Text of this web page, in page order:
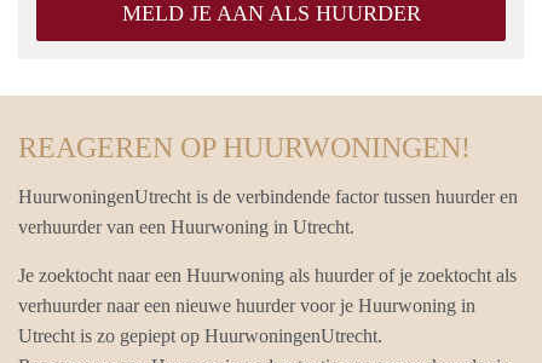
MELD JE AAN ALS HUURDER
REAGEREN OP HUURWONINGEN!
HuurwoningenUtrecht is de verbindende factor tussen huurder en
verhuurder van een Huurwoning in Utrecht.
Je zoektocht naar een Huurwoning als huurder of je zoektocht als
verhuurder naar een nieuwe huurder voor je Huurwoning in
Utrecht is zo gepiept op HuurwoningenUtrecht.